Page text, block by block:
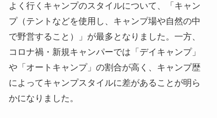
よく行くキャンプのスタイルについて、「キャン
プ（テントなどを使用し、キャンプ場や自然の中
で野営すること）」が最多となりました。一方、
コロナ禍・新規キャンパーでは「デイキャンプ」
や「オートキャンプ」の割合が高く、キャンプ歴
によってキャンプスタイルに差があることが明ら
かになりました。